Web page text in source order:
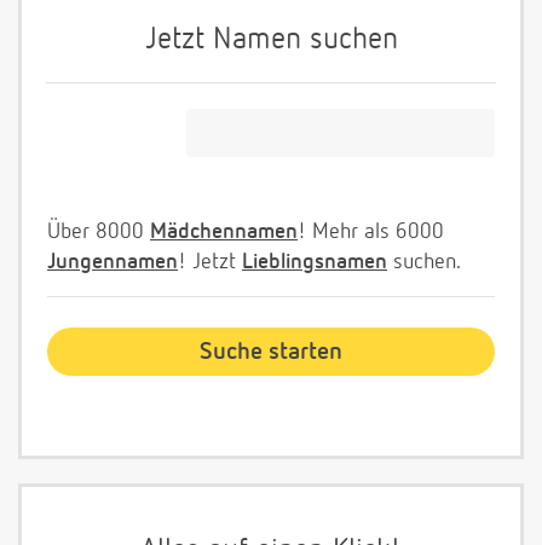
Jetzt Namen suchen
Über 8000 Mädchennamen! Mehr als 6000
Jungennamen! Jetzt Lieblingsnamen suchen.